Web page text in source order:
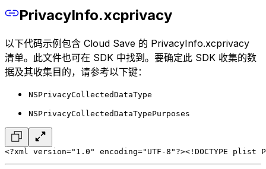
PrivacyInfo.xcprivacy
以下代码示例包含 Cloud Save 的 PrivacyInfo.xcprivacy
清单。此文件也可在 SDK 中找到。要确定此 SDK 收集的数
据及其收集目的，请参考以下键：
NSPrivacyCollectedDataType
NSPrivacyCollectedDataTypePurposes
<?xml version="1.0" encoding="UTF-8"?><!DOCTYPE